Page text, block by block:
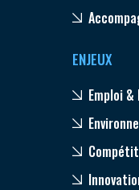
ENJEUX
Emploi